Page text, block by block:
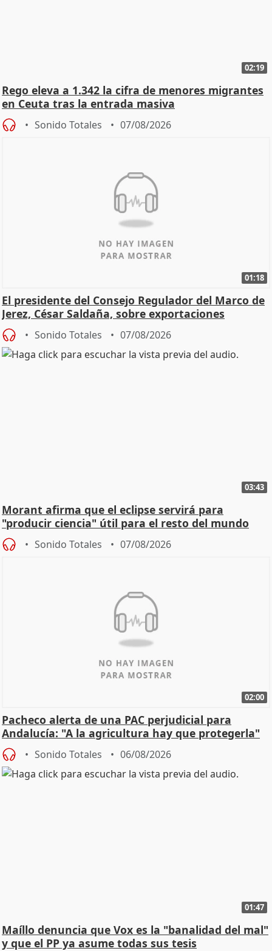
02:19
Rego eleva a 1.342 la cifra de menores migrantes
en Ceuta tras la entrada masiva
Sonido Totales 07/08/2026
01:18
El presidente del Consejo Regulador del Marco de
Jerez, César Saldaña, sobre exportaciones
Sonido Totales 07/08/2026
03:43
Morant afirma que el eclipse servirá para
"producir ciencia" útil para el resto del mundo
Sonido Totales 07/08/2026
02:00
Pacheco alerta de una PAC perjudicial para
Andalucía: "A la agricultura hay que protegerla"
Sonido Totales 06/08/2026
01:47
Maíllo denuncia que Vox es la "banalidad del mal"
y que el PP ya asume todas sus tesis